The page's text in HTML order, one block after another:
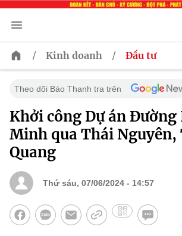
/ Kinh doanh / Đầu tư
Theo dõi Báo Thanh tra trên
Khởi công Dự án Đường
Minh qua Thái Nguyên,
Quang
Thứ sáu, 07/06/2024 - 14:57